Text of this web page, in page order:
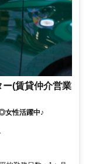
(賃貸仲介営業
女性活躍中♪